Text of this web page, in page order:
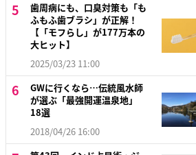
歯周病にも、口臭対策も「も
ふもふ歯ブラシ」が正解！
【「モフらし」が177万本の
大ヒット】
2025/03/23 11:00
GWに行くなら…伝統風水師
が選ぶ「最強開運温泉地」
18選
2018/04/26 16:00